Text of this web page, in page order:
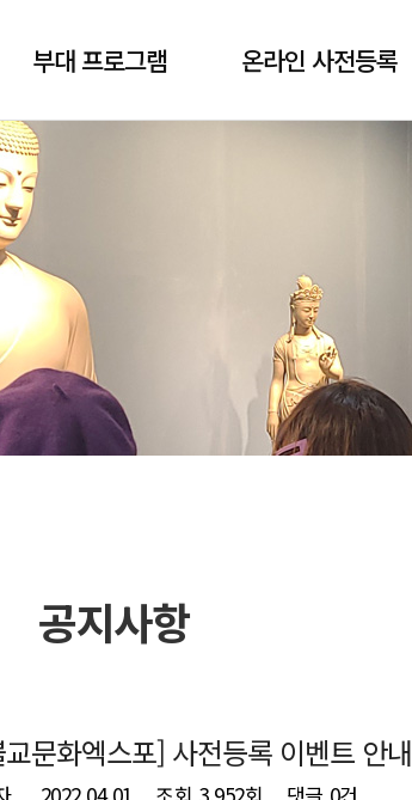
부대 프로그램 온라인 사전등록
공지사항
문화엑스포] 사전등록 이벤트 안내